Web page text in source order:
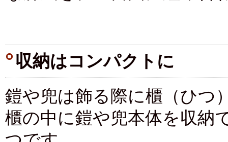
収納はコンパクトに
鎧や兜は飾る際に櫃（ひつ
櫃の中に鎧や兜本体を収納